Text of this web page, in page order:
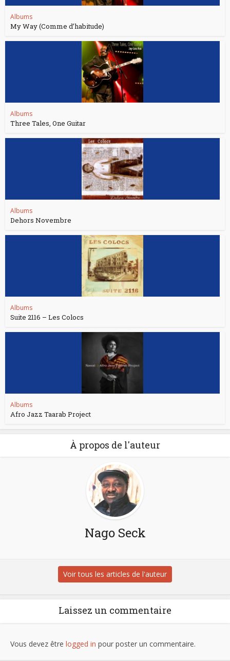
Albums
My Way (Comme d’habitude)
Albums
Three Tales, One Guitar
Albums
Dehors Novembre
Albums
Suite 2116 – Les Colocs
Albums
Afro Jazz Taarab Project
À propos de l'auteur
Nago Seck
Voir tous les articles de l'auteur
Laissez un commentaire
Vous devez être logged in pour poster un commentaire.